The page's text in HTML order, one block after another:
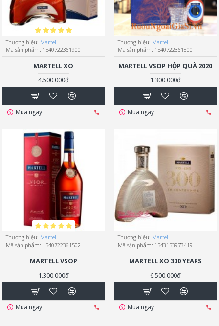
Thương hiệu: Martell
Mã sản phẩm: 1540722361900
MARTELL XO
4.500.000đ
Mua ngay
Thương hiệu: Martell
Mã sản phẩm: 1540722361800
MARTELL VSOP HỘP QUÀ 2020
1.300.000đ
Mua ngay
Thương hiệu: Martell
Mã sản phẩm: 1540722361502
MARTELL VSOP
1.300.000đ
Mua ngay
Thương hiệu: Martell
Mã sản phẩm: 1543153973419
MARTELL XO 300 YEARS
6.500.000đ
Mua ngay